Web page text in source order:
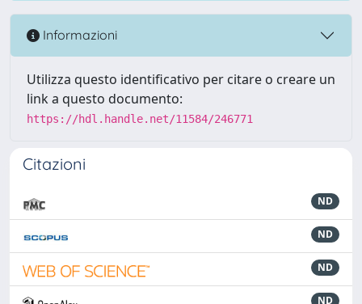
Informazioni
Utilizza questo identificativo per citare o creare un
link a questo documento:
https://hdl.handle.net/11584/246771
Citazioni
ND
ND
ND
ND